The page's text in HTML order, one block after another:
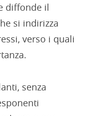
diffonde il
si indirizza
verso i quali
senza